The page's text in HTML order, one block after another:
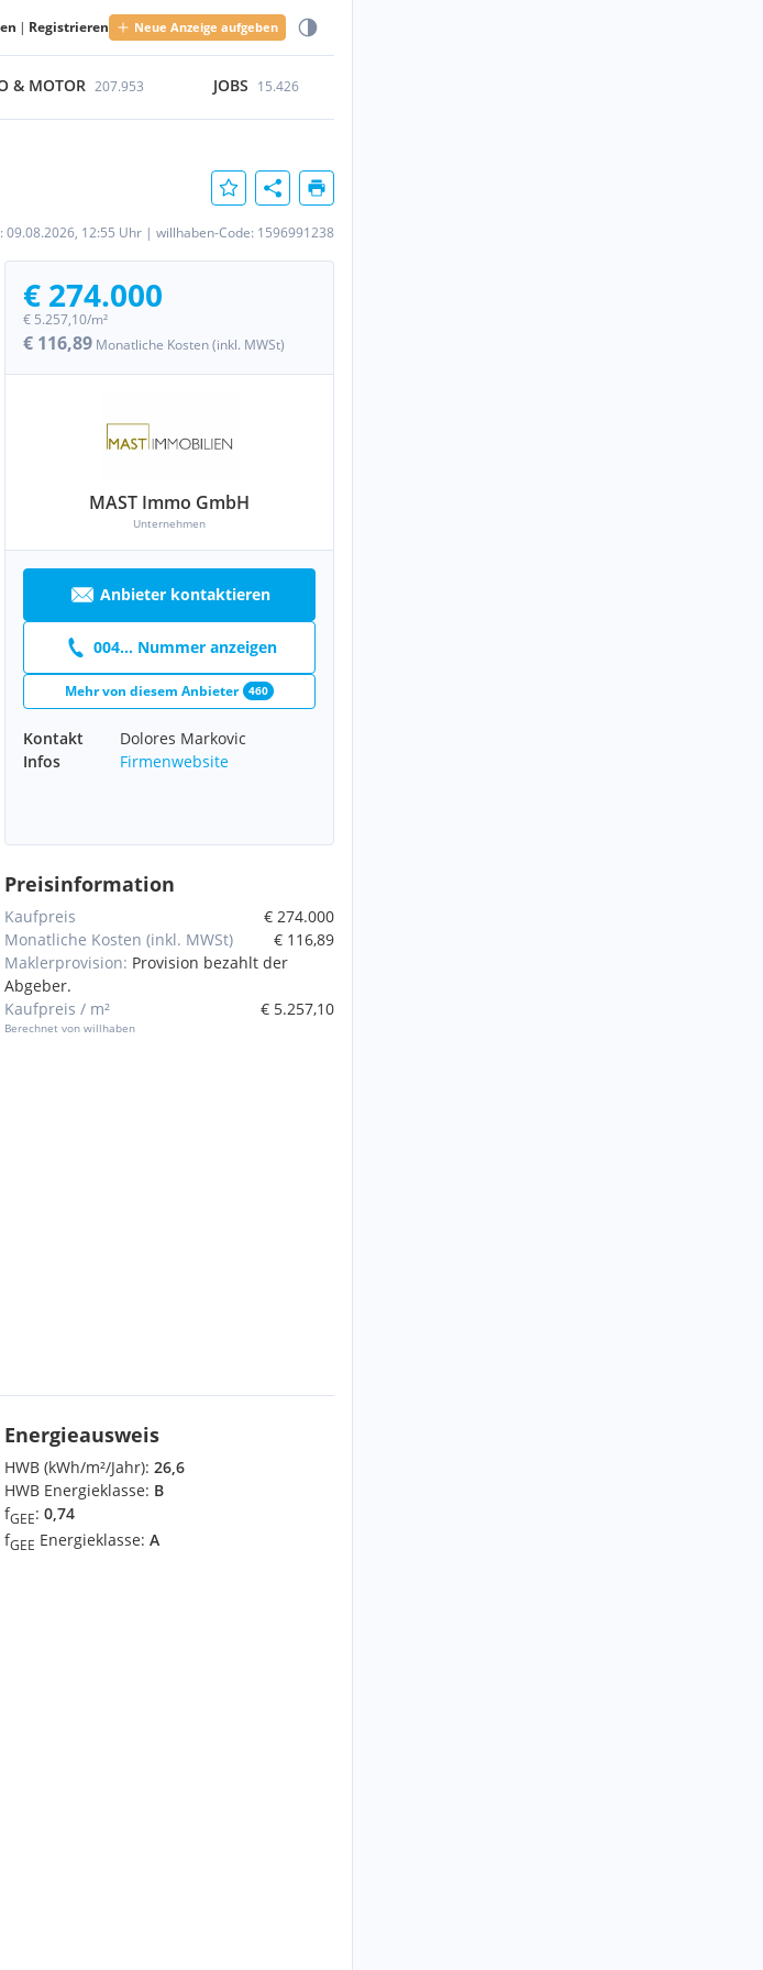
| Registrieren Neue Anzeige aufgeben
& MOTOR 207.953 JOBS 15.426
09.08.2026, 12:55 Uhr | willhaben-Code: 1596991238
€ 274.000
€ 5.257,10/m²
€ 116,89 Monatliche Kosten (inkl. MWSt)
MAST Immo GmbH
Unternehmen
Anbieter kontaktieren
004... Nummer anzeigen
Mehr von diesem Anbieter 460
Kontakt
Dolores Markovic
Infos
Firmenwebsite
Preisinformation
Kaufpreis
€ 274.000
Monatliche Kosten (inkl. MWSt)
€ 116,89
Maklerprovision: Provision bezahlt der
Abgeber.
Kaufpreis / m²
Berechnet von willhaben
€ 5.257,10
Energieausweis
HWB (kWh/m²/Jahr): 26,6
HWB Energieklasse: B
fGEE: 0,74
fGEE Energieklasse: A